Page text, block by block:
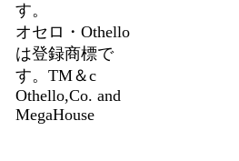
す。
オセロ・Othello
は登録商標で
す。TM＆c
Othello,Co. and
MegaHouse